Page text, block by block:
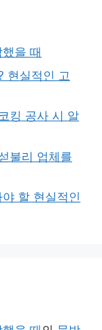
을 때
현실적인 고
킹 공사 시 알
불리 업체를
할 현실적인